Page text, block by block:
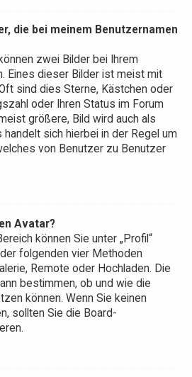
die bei meinem Benutzernamen
zwei Bilder bei Ihrem
Eines dieser Bilder ist meist mit
sind dies Sterne, Kästchen oder
oder Ihren Status im Forum
größere, Bild wird auch als
handelt sich hierbei in der Regel um
von Benutzer zu Benutzer
Avatar?
können Sie unter „Profil“
folgenden vier Methoden
Remote oder Hochladen. Die
bestimmen, ob und wie die
können. Wenn Sie keinen
sollten Sie die Board-